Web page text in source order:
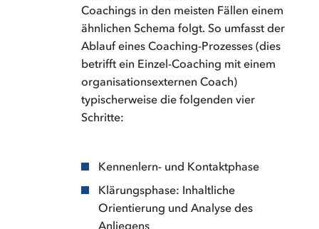
Coachings in den meisten Fällen einem
ähnlichen Schema folgt. So umfasst der
Ablauf eines Coaching-Prozesses (dies
betrifft ein Einzel-Coaching mit einem
organisationsexternen Coach)
typischerweise die folgenden vier
Schritte:
Kennenlern- und Kontaktphase
Klärungsphase: Inhaltliche
Orientierung und Analyse des
Anliegens